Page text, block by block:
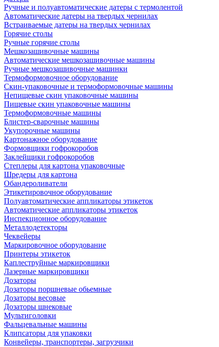
Ручные и полуавтоматические датеры с термолентой
Автоматические датеры на твердых чернилах
Встраиваемые датеры на твердых чернилах
Горячие столы
Ручные горячие столы
Мешкозашивочные машины
Автоматические мешкозашивочные машины
Ручные мешкозашивочные машинки
Термоформовочное оборудование
Скин-упаковочные и термоформовочные машины
Непищевые скин упаковочные машины
Пищевые скин упаковочные машины
Термоформовочные машины
Блистер-сварочные машины
Укупорочные машины
Картонажное оборудование
Формовщики гофрокоробов
Заклейщики гофрокоробов
Степлеры для картона упаковочные
Шредеры для картона
Обандероливатели
Этикетировочное оборудование
Полуавтоматические аппликаторы этикеток
Автоматические аппликаторы этикеток
Инспекционное оборудование
Металлодетекторы
Чеквейеры
Маркировочное оборудование
Принтеры этикеток
Каплеструйные маркировщики
Лазерные маркировщики
Дозаторы
Дозаторы поршневые обьемные
Дозаторы весовые
Дозаторы шнековые
Мультиголовки
Фальцевальные машины
Клипсаторы для упаковки
Конвейеры, транспортеры, загрузчики